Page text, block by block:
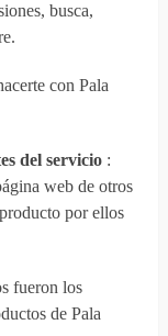
busca,
con Pala
del servicio :
web de otros
por ellos
fueron los
de Pala